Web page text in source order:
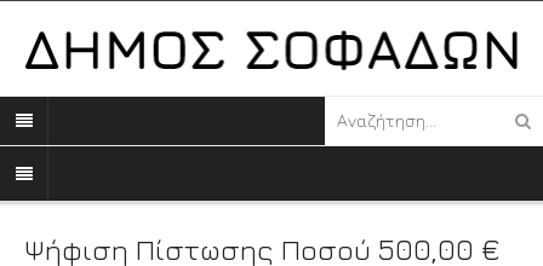
Ψήφιση Πίστωσης Ποσού 500,00 €